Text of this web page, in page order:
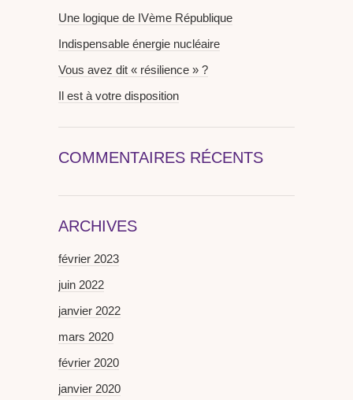
Une logique de IVème République
Indispensable énergie nucléaire
Vous avez dit « résilience » ?
Il est à votre disposition
COMMENTAIRES RÉCENTS
ARCHIVES
février 2023
juin 2022
janvier 2022
mars 2020
février 2020
janvier 2020